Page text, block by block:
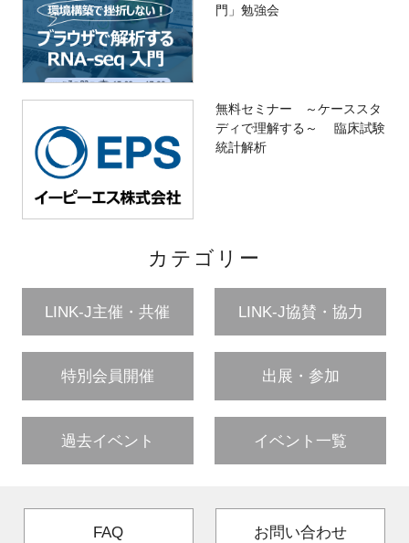
門」勉強会
無料セミナー ～ケーススタ
ディで理解する～ 臨床試験
統計解析
カテゴリー
LINK-J主催・共催 LINK-J協賛・協力
特別会員開催 出展・参加
過去イベント イベント一覧
FAQ お問い合わせ